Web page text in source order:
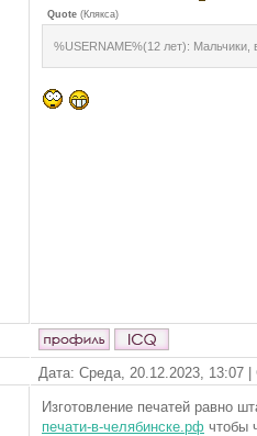
Quote (Клякса)
%USERNAME%(12 лет):
Дата: Среда, 20.12.2023, 13:07
Изготовление печатей равно
печати-в-челябинске.рф чтобы